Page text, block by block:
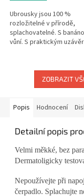
Ubrousky jsou 100 %
rozložitelné v přírodě,
splachovatelné. S
vůní. S praktickým
ZOBRAZIT
Popis Hodnocení
Detailní popis
Velmi měkké, bez
Dermatoligicky
Nepoužívejte při
čerpadlo. Splachujte